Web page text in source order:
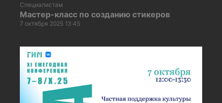
Специалистам
Мастер-класс по созданию стикеров
7 октября 2025 13:45